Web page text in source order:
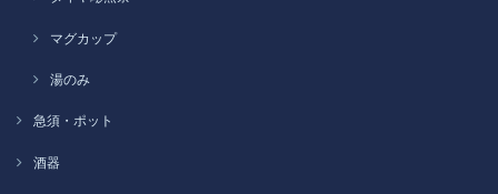
マグカップ
湯のみ
急須・ポット
酒器